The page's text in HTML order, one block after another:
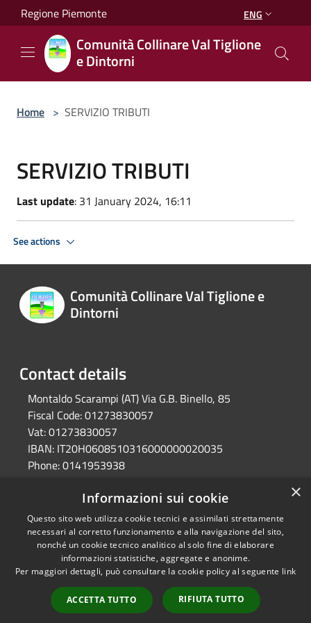
Salta al contenuto principale
Regione Piemonte ENG
Comunità Collinare Val Tiglione
e Dintorni
Home > SERVIZIO TRIBUTI
SERVIZIO TRIBUTI
Last update: 31 January 2024, 16:11
See actions
Comunità Collinare Val Tiglione e
Dintorni
Contact details
Montaldo Scarampi (AT) Via G.B. Binello, 85
Fiscal Code:01273830057
Vat:01273830057
IBAN: IT20H0608510316000000020035
Phone:0141953938
RSS
Accessibility
Privacy
Cookie
Sitemap
Ente convenzionato
Astigov
Progetto|Convenzione|
Adesioni
×
Informazioni sui cookie
Questo sito web utilizza cookie tecnici e assimilati strettamente
necessari al corretto funzionamento e alla navigazione del sito,
nonché un cookie tecnico analitico al solo fine di elaborare
informazioni statistiche, aggregate e anonime.
Per maggiori dettagli, può consultare la cookie policy al seguente link
ACCETTA TUTTO RIFIUTA TUTTO